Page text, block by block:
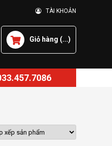
TÀI KHOẢN
Giỏ hàng (...)